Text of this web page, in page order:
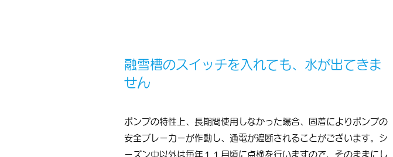
融雪槽のスイッチを入れても、水が出てきま
せん
ポンプの特性上、長期間使用しなかった場合、固着によりポンプの
安全ブレーカーが作動し、通電が遮断されることがございます。シ
ーズン中以外は毎年１１月頃に点検を行いますので、そのままにし